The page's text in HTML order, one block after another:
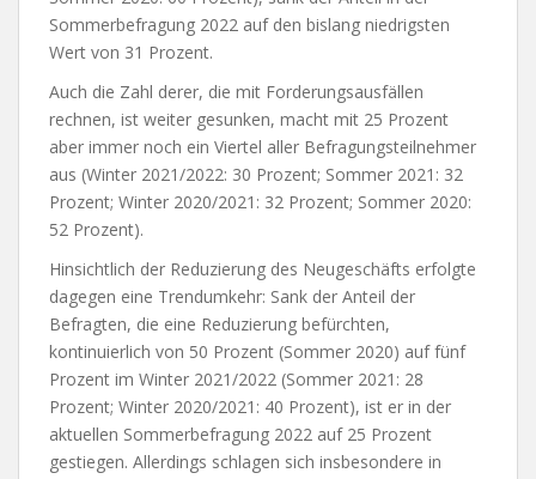
Sommerbefragung 2022 auf den bislang niedrigsten
Wert von 31 Prozent.
Auch die Zahl derer, die mit Forderungsausfällen
rechnen, ist weiter gesunken, macht mit 25 Prozent
aber immer noch ein Viertel aller Befragungsteilnehmer
aus (Winter 2021/2022: 30 Prozent; Sommer 2021: 32
Prozent; Winter 2020/2021: 32 Prozent; Sommer 2020:
52 Prozent).
Hinsichtlich der Reduzierung des Neugeschäfts erfolgte
dagegen eine Trendumkehr: Sank der Anteil der
Befragten, die eine Reduzierung befürchten,
kontinuierlich von 50 Prozent (Sommer 2020) auf fünf
Prozent im Winter 2021/2022 (Sommer 2021: 28
Prozent; Winter 2020/2021: 40 Prozent), ist er in der
aktuellen Sommerbefragung 2022 auf 25 Prozent
gestiegen. Allerdings schlagen sich insbesondere in